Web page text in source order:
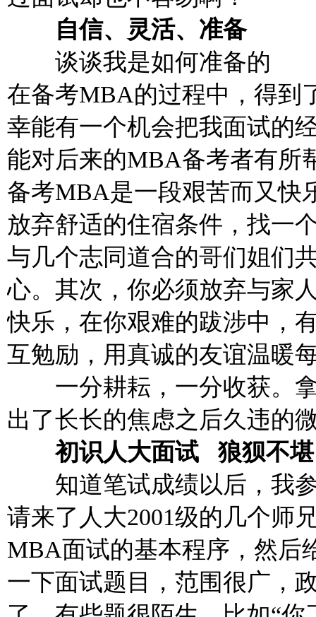
自信、灵活、准备
谈谈我是如何准备的
在备考MBA的过程中，得到
幸能有一个机会把我面试的
能对后来的MBA备考者有所
备考MBA是一段艰苦而又快
放弃舒适的住宿条件，找一
与几个志同道合的哥们姐们
心。其次，你必须放弃与
快乐，在你艰难的跋涉中，
互勉励，用真诚的友谊温暖
一分耕耘，一分收获。拿
出了长长的焦虑之后久违的
初识人大面试 狼狈不堪
知道笔试成绩以后，我
请来了人大2001级的几个师
MBA面试的基本程序，然后
一下面试题目，范围很广，